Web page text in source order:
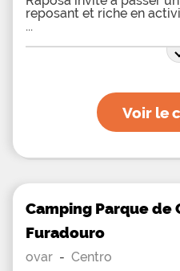
reposant et riche en
Voir le
Camping Parque de
Furadouro
ovar - Centro